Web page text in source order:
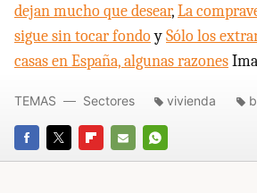
dejan mucho que desear,La
sigue sin tocar fondoySólo los
casas en España, algunas razones
FACEBOOK
TWITTERFLIPBOARD
E-
WHATSAPP
TEMAS Sectores vivienda